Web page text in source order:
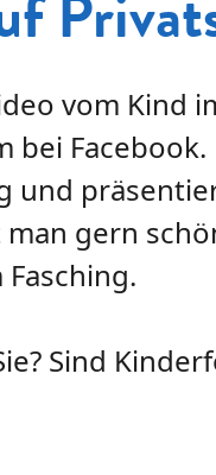
vom Kind
bei
und
gern
Sind